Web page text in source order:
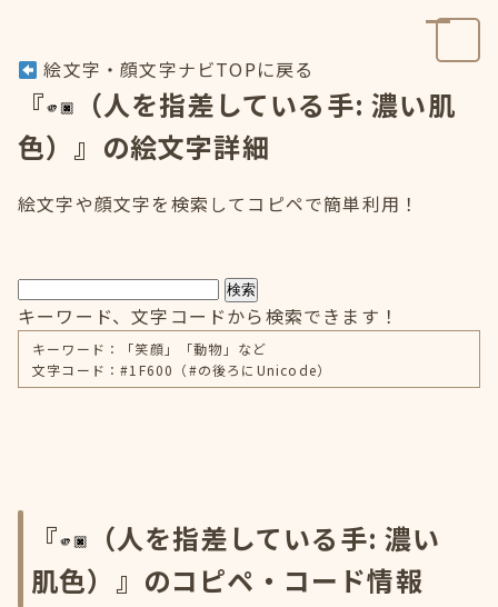
絵文字・顔文字ナビTOPに戻る
『
（人を指差している手: 濃い肌
色）』の絵文字詳細
絵文字や顔文字を検索してコピペで簡単利用！
検索
キーワード、文字コードから検索できます！
キーワード：「笑顔」「動物」など
文字コード：#1F600（#の後ろにUnicode）
『
（人を指差している手: 濃い
肌色）』のコピペ・コード情報